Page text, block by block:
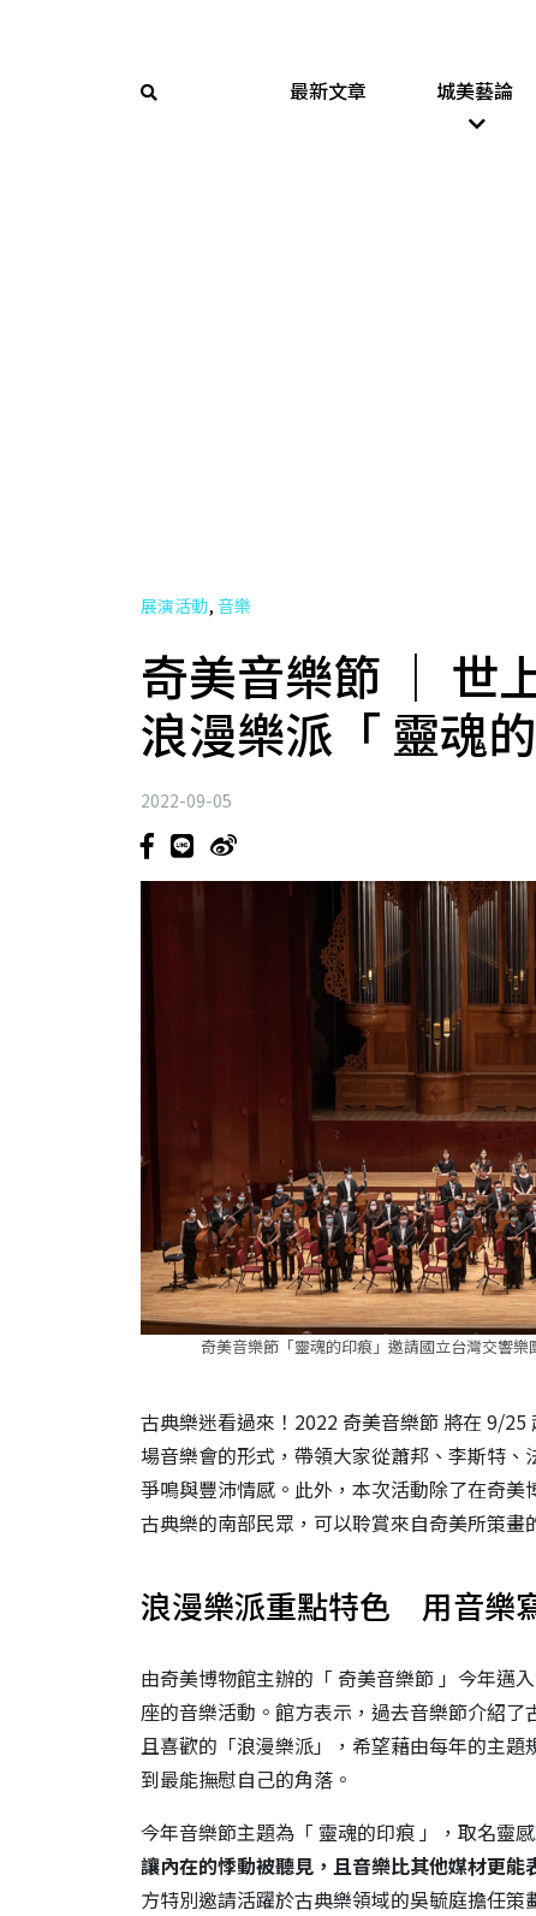
最新文章 城美藝論
展演活動, 音樂
奇美音樂節 ｜ 世
浪漫樂派「 靈魂的
2022-09-05
奇美音樂節「靈魂的印痕」邀請國立台灣交響
古典樂迷看過來！2022 奇美音樂節 將在 9/
場音樂會的形式，帶領大家從蕭邦、李斯特
爭鳴與豐沛情感。此外，本次活動除了在奇
古典樂的南部民眾，可以聆賞來自奇美所策畫
浪漫樂派重點特色 用音樂
由奇美博物館主辦的「 奇美音樂節 」今年邁
座的音樂活動。館方表示，過去音樂節介紹
且喜歡的「浪漫樂派」，希望藉由每年的主
到最能撫慰自己的角落。
今年音樂節主題為「 靈魂的印痕 」，取名靈
讓內在的悸動被聽見，且音樂比其他媒材更
方特別邀請活躍於古典樂領域的吳毓庭擔任